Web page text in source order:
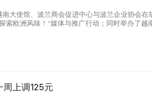
大使馆、波兰商会促进中心与波兰企业协会在
索欧洲风味！”媒体与推广行动；同时举办了越
上调125元